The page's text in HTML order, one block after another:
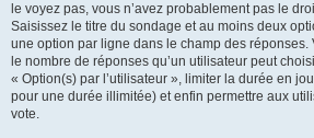
le voyez pas, vous n’avez probablement pas le
Saisissez le titre du sondage et au moins deux
une option par ligne dans le champ des
le nombre de réponses qu’un utilisateur peut
« Option(s) par l’utilisateur », limiter la durée en
pour une durée illimitée) et enfin permettre aux
vote.